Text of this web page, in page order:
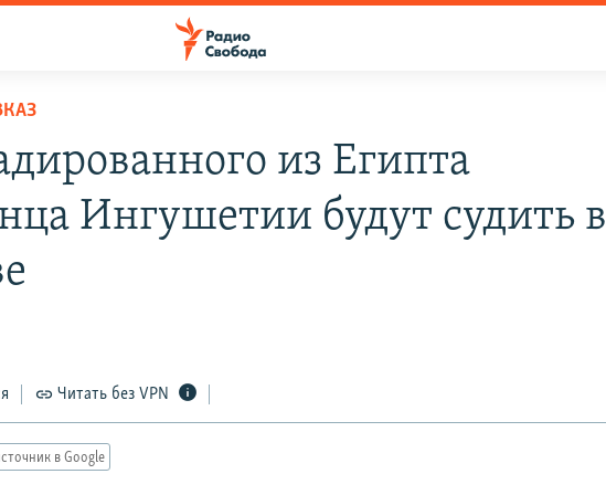
из Египта
Ингушетии будут судить в
Читать без VPN
в Google